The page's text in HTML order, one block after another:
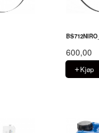
600,00
Kjøp